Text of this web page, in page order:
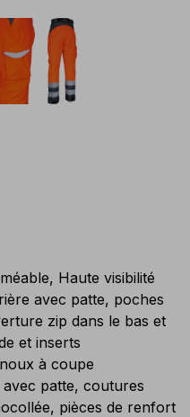
Haute visibilité
avec patte, poches
zip dans le bas et
et inserts
à coupe
patte, coutures
pièces de renfort